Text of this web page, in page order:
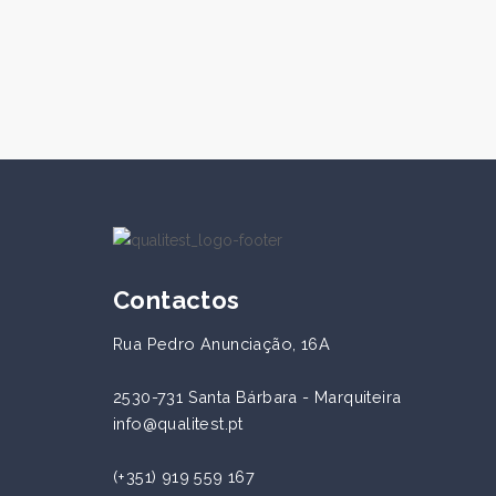
Contactos
Rua Pedro Anunciação, 16A
2530-731 Santa Bárbara - Marquiteira
info@qualitest.pt
(+351) 919 559 167